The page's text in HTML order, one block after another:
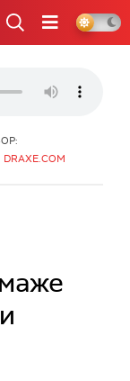
DRAXE.COM